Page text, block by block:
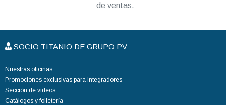
de ventas.
SOCIO TITANIO DE GRUPO PV
Nuestras oficinas
Promociones exclusivas para integradores
Sección de videos
Catálogos y folletería